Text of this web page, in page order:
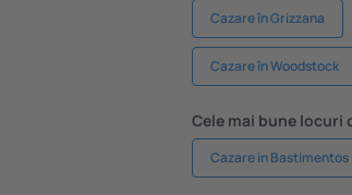
Cazare în Grizzana
Cazare în Woodstock
Cele mai bune locuri
Cazare in Bastimentos